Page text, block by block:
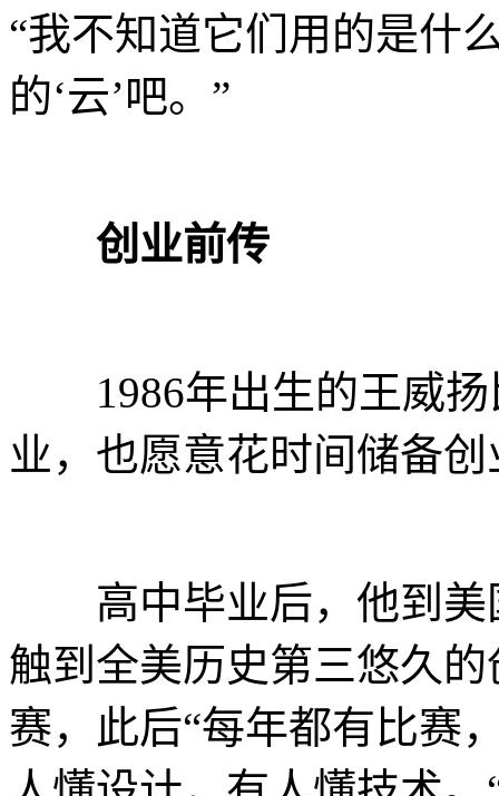
“我不知道它们用的是什
的‘云’吧。”
创业前传
1986年出生的王威扬
业，也愿意花时间储备
高中毕业后，他到美
触到全美历史第三悠久
赛，此后“每年都有比赛